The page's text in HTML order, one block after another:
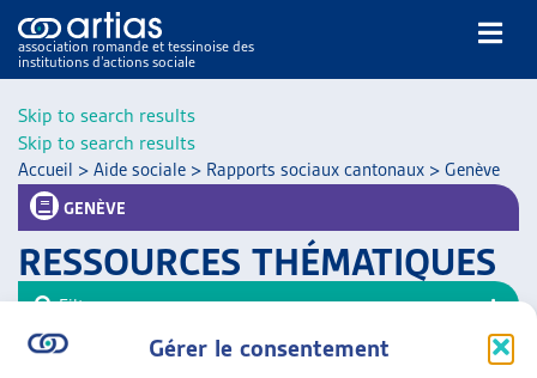
Skip to search results
Gérer le consentement
Skip to search results
association romande et tessinoise des
institutions d’actions sociale
NOS PUBLICATIONS
DOSSIERS DU MOIS
Accueil > Aide sociale > Rapports sociaux cantonaux > Genève
GENÈVE
RESSOURCES THÉMATIQUES
Filtrer
Trier